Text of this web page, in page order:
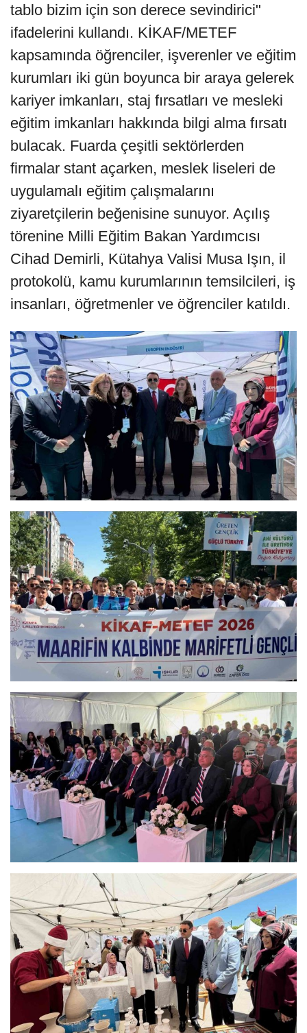
tablo bizim için son derece sevindirici"
ifadelerini kullandı. KİKAF/METEF
kapsamında öğrenciler, işverenler ve eğitim
kurumları iki gün boyunca bir araya gelerek
kariyer imkanları, staj fırsatları ve mesleki
eğitim imkanları hakkında bilgi alma fırsatı
bulacak. Fuarda çeşitli sektörlerden
firmalar stant açarken, meslek liseleri de
uygulamalı eğitim çalışmalarını
ziyaretçilerin beğenisine sunuyor. Açılış
törenine Milli Eğitim Bakan Yardımcısı
Cihad Demirli, Kütahya Valisi Musa Işın, il
protokolü, kamu kurumlarının temsilcileri, iş
insanları, öğretmenler ve öğrenciler katıldı.